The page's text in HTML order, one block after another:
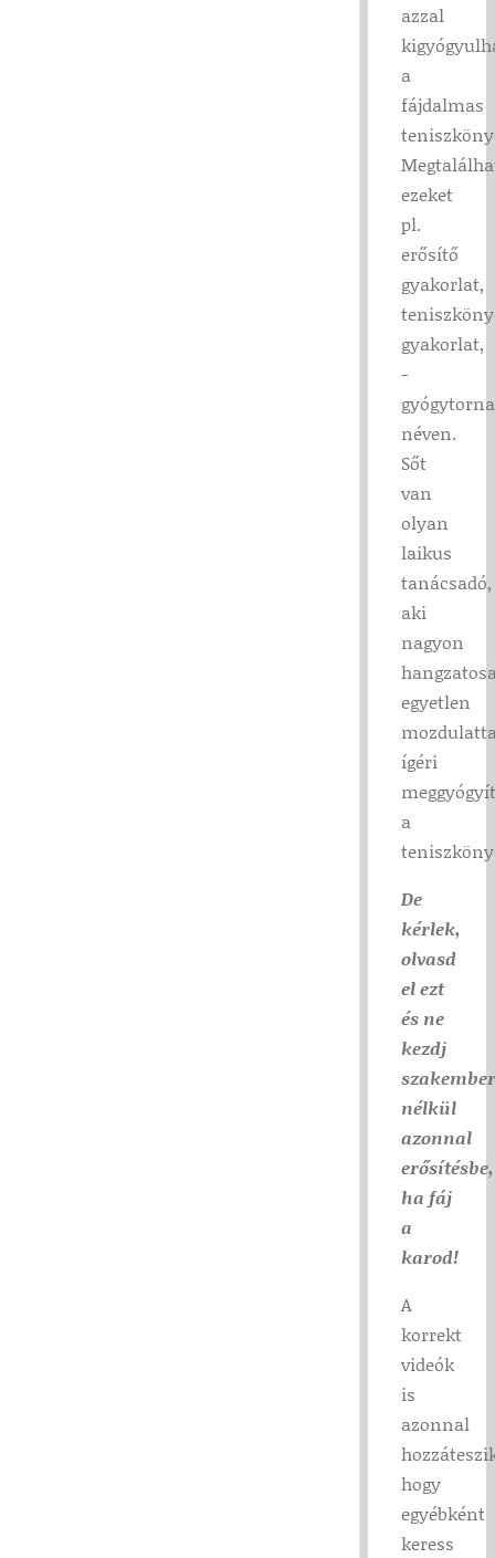
azzal
a
fájdalmas
ezeket
pl.
erősítő
gyakorlat,
gyakorlat,
-
gyógytorna
néven.
Sőt
van
olyan
laikus
tanácsadó,
aki
nagyon
egyetlen
ígéri
a
De
kérlek,
olvasd
el ezt
és ne
kezdj
szakember
nélkül
azonnal
erősítésbe,
ha fáj
a
karod!
A
korrekt
videók
is
azonnal
hogy
egyébként
keress